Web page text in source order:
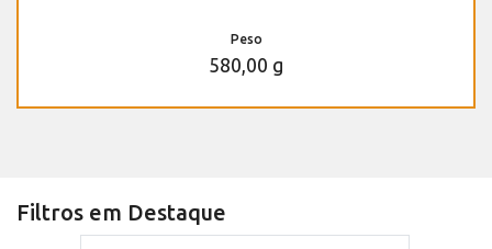
Peso
580,00 g
Filtros em Destaque